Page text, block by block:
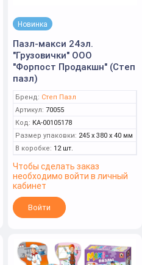
Новинка
Пазл-макси 24эл.
"Грузовички" ООО
"Форпост Продакшн" (Степ
пазл)
Бренд: Степ Пазл
Артикул: 70055
Код: КА-00105178
Размер упаковки: 245 x 380 x 40 мм
В коробке: 12 шт.
Чтобы сделать заказ
необходимо войти в личный
кабинет
Войти